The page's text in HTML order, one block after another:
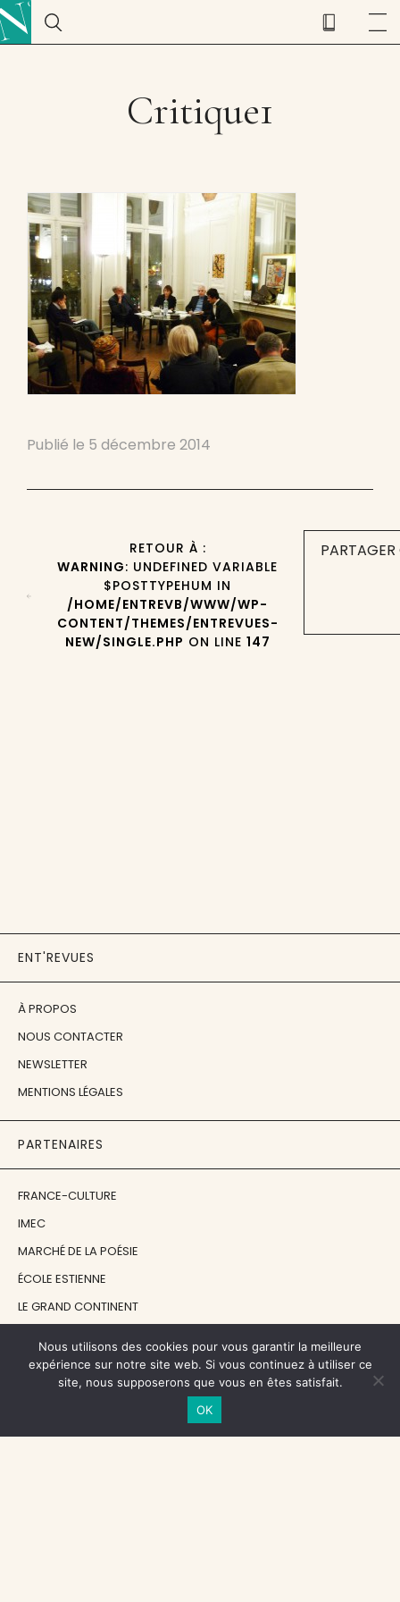
Critique1
Publié le 5 décembre 2014
RETOUR À :
WARNING: UNDEFINED VARIABLE
$POSTTYPEHUM IN
/HOME/ENTREVB/WWW/WP-
CONTENT/THEMES/ENTREVUES-
NEW/SINGLE.PHP ON LINE 147
ENT'REVUES
À PROPOS
NOUS CONTACTER
NEWSLETTER
MENTIONS LÉGALES
PARTENAIRES
FRANCE-CULTURE
IMEC
MARCHÉ DE LA POÉSIE
ÉCOLE ESTIENNE
LE GRAND CONTINENT
EN ATTENDANT NADEAU
Nous utilisons des cookies pour vous garantir la meilleure
expérience sur notre site web. Si vous continuez à utiliser ce
site, nous supposerons que vous en êtes satisfait.
OK